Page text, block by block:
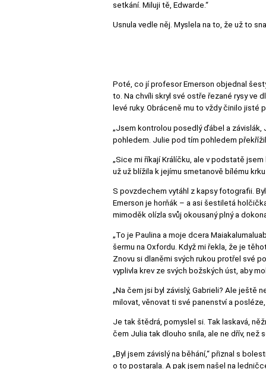
setkání. Miluji tě, Edwarde.“
Usnula vedle něj. Myslela na to, že už to
Poté, co jí profesor Emerson objednal
to. Na chvíli skryl své ostře řezané rysy ve
levé ruky. Obráceně mu to vždy činilo
„Jsem kontrolou posedlý ďábel a závislák,
pohledem. Julie pod tím pohledem
„Sice mi říkají Králíčku, ale v podstatě
už už blížila k jejímu smetanově bílému
S povzdechem vytáhl z kapsy fotografii.
Emerson je horňák – a asi šestiletá
mimoděk olízla svůj okousaný plný a
„To je Paulina a moje dcera
šermu na Oxfordu. Když mi řekla, že je
Znovu si dlaněmi svých rukou protřel své
vyplivla krev ze svých božských úst, aby
„Na čem jsi byl závislý, Gabrieli? Ale ještě
milovat, věnovat ti své panenství a
Je tak štědrá, pomyslel si. Tak laskavá,
čem Julia tak dlouho snila, ale ne dřív,
„Byl jsem závislý na běhání,“ přiznal s
o to postarala. A pak jsem našel na